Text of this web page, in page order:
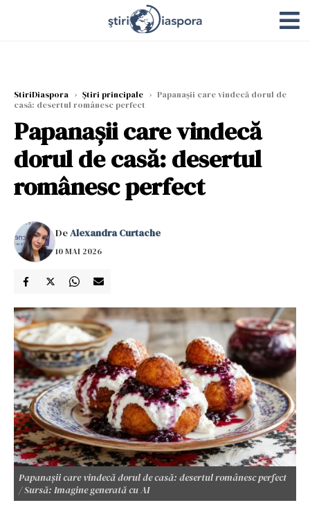
StiriDiaspora › Știri principale › Papanașii care vindecă dorul de
casă: desertul românesc perfect
Papanașii care vindecă
dorul de casă: desertul
românesc perfect
DeAlexandra Curtache
10 MAI 2026
Papanașii care vindecă dorul de casă: desertul românesc perfect
/ Sursă: Imagine generată cu AI